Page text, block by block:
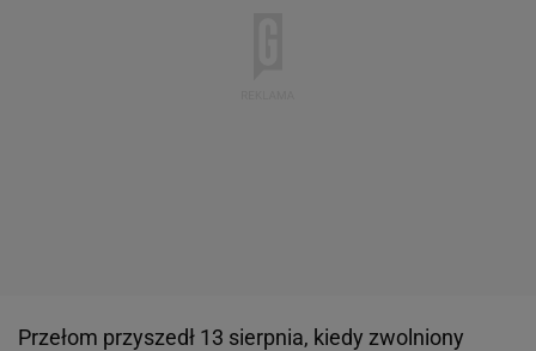
Przełom przyszedł 13 sierpnia, kiedy zwolniony